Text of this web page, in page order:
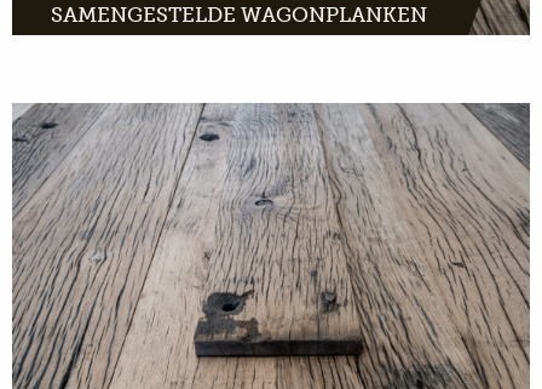
SAMENGESTELDE WAGONPLANKEN
Gedoubleerde wagonplanken: oud hout dat
perfect is als wandbekleding. En als frontjes
van keukenkastjes en andere meubels.
MEER INFO